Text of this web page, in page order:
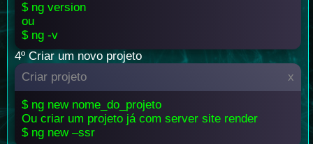
$ ng version
ou
$ ng -v
4º Criar um novo projeto
Criar projeto
x
$ ng new nome_do_projeto
Ou criar um projeto já com server site render
$ ng new –ssr